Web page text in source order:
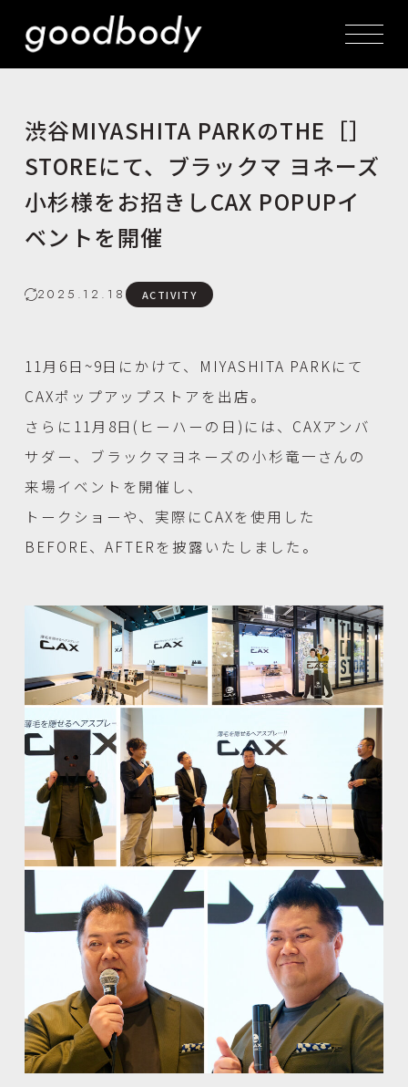
渋谷MIYASHITA PARKのTHE［］
STOREにて、ブラックマ ヨネーズ
小杉様をお招きしCAX POPUPイ
ベントを開催
2025.12.18 ACTIVITY
11月6日~9日にかけて、MIYASHITA PARKにて
CAXポップアップストアを出店。
さらに11月8日(ヒーハーの日)には、CAXアンバ
サダー、ブラックマヨネーズの小杉竜一さんの
来場イベントを開催し、
トークショーや、実際にCAXを使用した
BEFORE、AFTERを披露いたしました。